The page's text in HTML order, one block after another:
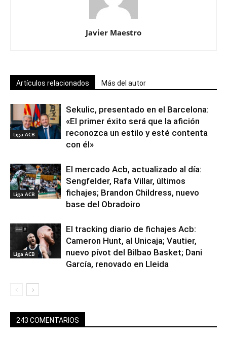
Javier Maestro
Artículos relacionados Más del autor
Liga ACB
Sekulic, presentado en el Barcelona:
«El primer éxito será que la afición
reconozca un estilo y esté contenta
con él»
Liga ACB
El mercado Acb, actualizado al día:
Sengfelder, Rafa Villar, últimos
fichajes; Brandon Childress, nuevo
base del Obradoiro
Liga ACB
El tracking diario de fichajes Acb:
Cameron Hunt, al Unicaja; Vautier,
nuevo pívot del Bilbao Basket; Dani
García, renovado en Lleida
243 COMENTARIOS